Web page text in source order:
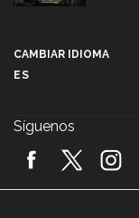
2026!
CAMBIAR IDIOMA
ES
Síguenos